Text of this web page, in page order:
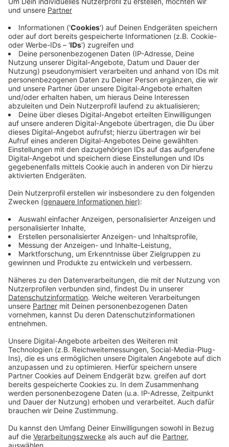
Trainings gab, um sich auf die Verhinderung des
sowohl den ungestörten Verlauf des Parteitags als
auch die friedlichen Proteste zu schützen.
Die Einsatzkräfte wollen vor allem verhindern, dass
Aktivisten die Anreise der AfD-Delegierten behindern
oder in den gesperrten Bereich um die Grugahalle
eindringen. "Falls es wirklich erforderlich sein sollte,
werden wir diesen Schutz auch durch ein robustes
Einschreiten gegen möglicherweise unfriedliche Störer
gewährleisten", betonte Essens Polizeipräsident
Andreas Stüve. Den 600 Delegierten seien
Verhaltenshinweise für ihre Anreise an die Hand
gegeben worden, sagte Köbbel - Details nannte er
Anzeige
Dieses Protestprogramm ist am
Wochenende geplant
Den Auftakt des Protest-Wochenendes macht am
Freitagabend eine Rave-Demo, die unter dem Motto
zieht. Die Polizei rechnet dort mit bis zu 10.000
Teilnehmern. Am Samstag, dem Tag der meisten
Proteste, haben dieAktivisten erste Aktionenschon
für den frühen Morgen angekündigt. Anschließend gibt
es mehrere Kundgebungen und um 10.00 Uhr einen
zentralen Demonstrationszug vom Hauptbahnhof zur
Essen eine zentrale Versammlung unweit der
Grugahalle auf dem Messeparkplatz P2 - das Motto